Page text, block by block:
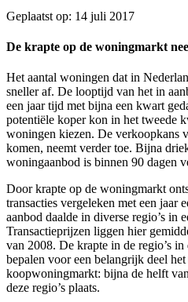
Geplaatst op: 14 juli 2017
De krapte op de woningmarkt
Het aantal woningen dat in
sneller af. De looptijd van het in
een jaar tijd met bijna een kwart
potentiële koper kon in het tweede
woningen kiezen. De verkoopkans
komen, neemt verder toe. Bijna
woningaanbod is binnen 90 dagen
Door krapte op de woningmarkt
transacties vergeleken met een jaar
aanbod daalde in diverse regio’s in
Transactieprijzen liggen hier
van 2008. De krapte in de regio’s in
bepalen voor een belangrijk deel
koopwoningmarkt: bijna de helft
deze regio’s plaats.